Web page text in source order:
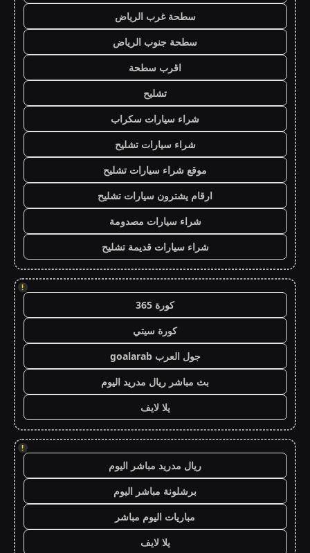
سطحة غرب الرياض
سطحة جنوب الرياض
اقرب سطحة
تشليح
شراء سيارات سكراب
شراء سيارات تشليح
موقع شراء سيارات تشليح
ارقام يشترون سيارات تشليح
شراء سيارات مصدومة
شراء سيارات قديمة تشليح
!
كورة 365
كورة سيتي
جول العرب goalarab
بث مباشر ريال مدريد اليوم
يلا لايف
!
ريال مدريد مباشر اليوم
برشلونة مباشر اليوم
مباريات اليوم مباشر
يلا لايف